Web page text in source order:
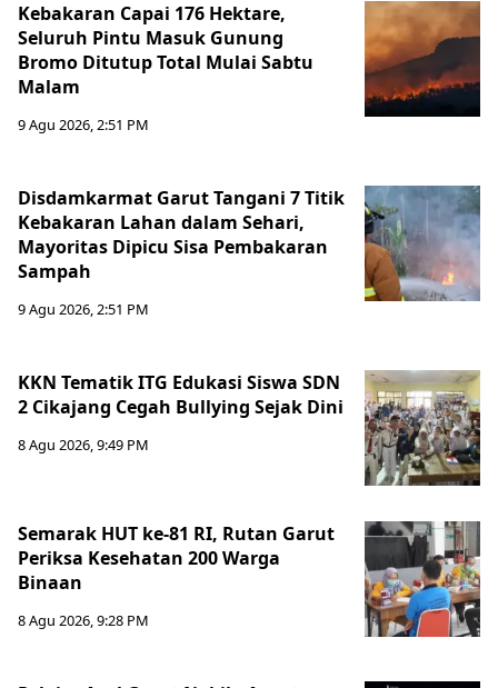
Kebakaran Capai 176 Hektare,
Seluruh Pintu Masuk Gunung
Bromo Ditutup Total Mulai Sabtu
Malam
9 Agu 2026, 2:51 PM
Disdamkarmat Garut Tangani 7 Titik
Kebakaran Lahan dalam Sehari,
Mayoritas Dipicu Sisa Pembakaran
Sampah
9 Agu 2026, 2:51 PM
KKN Tematik ITG Edukasi Siswa SDN
2 Cikajang Cegah Bullying Sejak Dini
8 Agu 2026, 9:49 PM
Semarak HUT ke-81 RI, Rutan Garut
Periksa Kesehatan 200 Warga
Binaan
8 Agu 2026, 9:28 PM